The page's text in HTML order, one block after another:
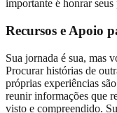
importante é honrar
Recursos e Apoio
Sua jornada é sua, mas
Procurar histórias de
próprias experiências
reunir informações que
visto e compreendido.